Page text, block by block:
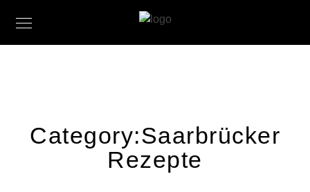
Category:Saarbrücker
Rezepte